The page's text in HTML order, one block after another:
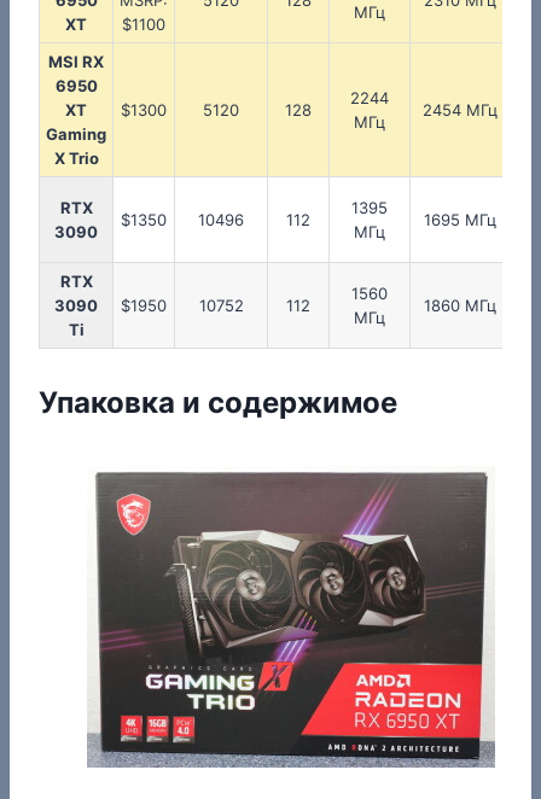
XT
$1100
МГц
MSI RX
6950
XT
Gaming
X Trio
$1300 5120 128
2244
МГц
2454 МГц
RTX
3090
$1350 10496 112
1395
МГц
1695 МГц
RTX
3090
Ti
$1950 10752 112
1560
МГц
1860 МГц
Упаковка и содержимое